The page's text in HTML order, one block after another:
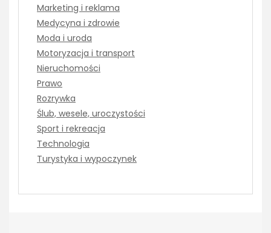
Marketing i reklama
Medycyna i zdrowie
Moda i uroda
Motoryzacja i transport
Nieruchomości
Prawo
Rozrywka
Ślub, wesele, uroczystości
Sport i rekreacja
Technologia
Turystyka i wypoczynek